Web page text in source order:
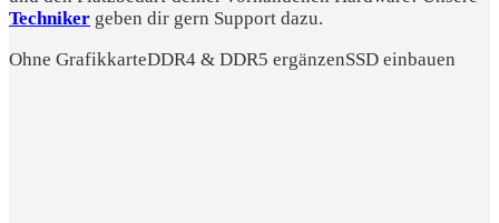
Techniker geben dir gern Support dazu.
Ohne GrafikkarteDDR4 & DDR5 ergänzenSSD einbauen